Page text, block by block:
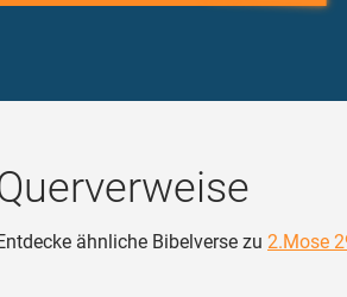
ähnliche Bibelverse zu 2.Mose